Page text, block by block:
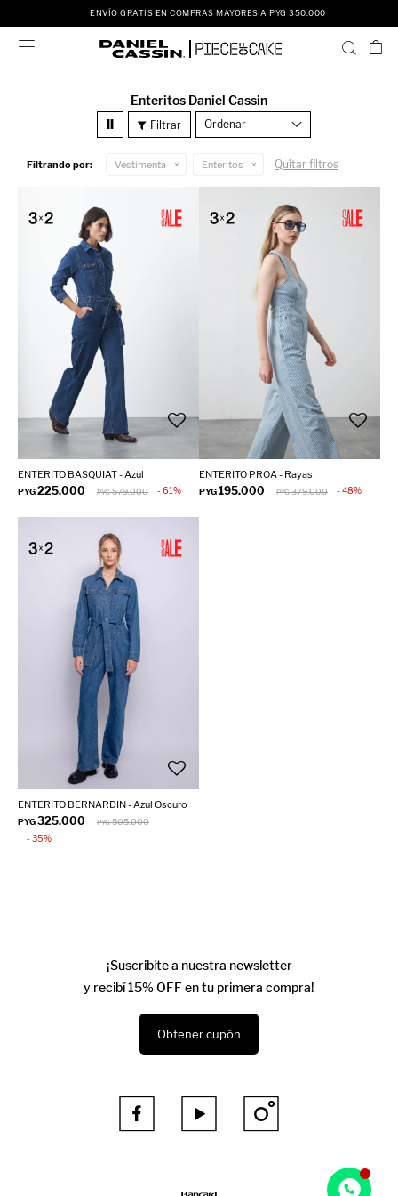
ENVÍO GRATIS EN COMPRAS MAYORES A PYG 350.000

Enteritos Daniel Cassin
Recomendados
Filtrando por: Vestimenta Enteritos Quitar filtros
ENTERITO BASQUIAT - Azul
PYG225.000 PYG 579.000 61
ENTERITO PROA - Rayas
PYG195.000 PYG 379.000 48
ENTERITO BERNARDIN - Azul Oscuro
PYG325.000 PYG 505.000
35
¡Suscribite a nuestra newsletter
y recibí 15% OFF en tu primera compra!
Obtener cupón
  